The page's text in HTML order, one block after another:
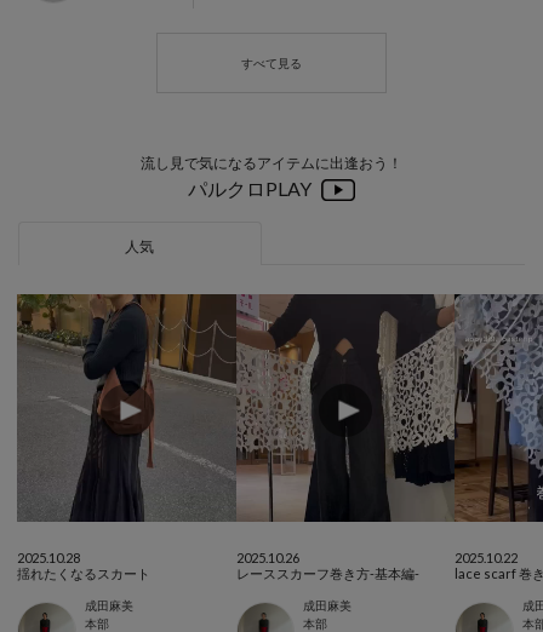
流し見で気になるアイテムに出逢おう！
パルクロPLAY
人気
2025.10.28
揺れたくなるスカート
成田麻美
本部
2025.10.26
レーススカーフ巻き方-基本編-
成田麻美
本部
2025.10.22
lace scarf 巻
成
本